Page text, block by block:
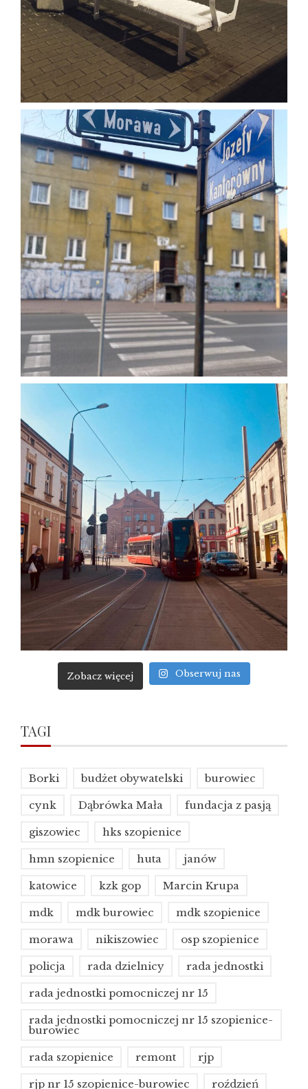
Zobacz więcej Obserwuj nas
TAGI
Borki budżet obywatelski burowiec
cynk Dąbrówka Mała fundacja z pasją
giszowiec hks szopienice
hmn szopienice huta janów
katowice kzk gop Marcin Krupa
mdk mdk burowiec mdk szopienice
morawa nikiszowiec osp szopienice
policja rada dzielnicy rada jednostki
rada jednostki pomocniczej nr 15
rada jednostki pomocniczej nr 15 szopienice-
burowiec
rada szopienice remont rjp
rjp nr 15 szopienice-burowiec roździeń